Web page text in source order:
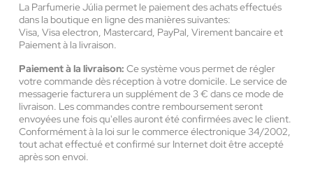
La Parfumerie Júlia permet le paiement des achats effectués
dans la boutique en ligne des manières suivantes:
Visa, Visa electron, Mastercard, PayPal, Virement bancaire et
Paiement à la livraison.
Paiement à la livraison: Ce système vous permet de régler
votre commande dès réception à votre domicile. Le service de
messagerie facturera un supplément de 3 € dans ce mode de
livraison. Les commandes contre remboursement seront
envoyées une fois qu'elles auront été confirmées avec le client.
Conformément à la loi sur le commerce électronique 34/2002,
tout achat effectué et confirmé sur Internet doit être accepté
après son envoi.